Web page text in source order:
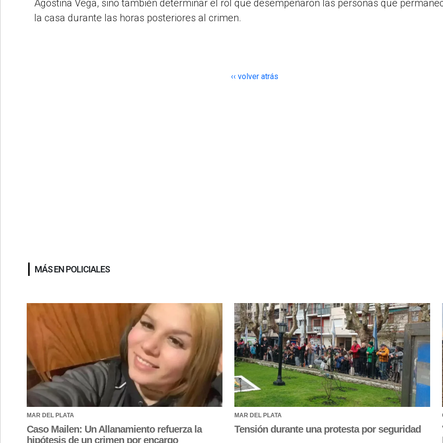
Agostina Vega, sino también determinar el rol que desempeñaron las personas que
la casa durante las horas posteriores al crimen.
‹‹ volver atrás
MÁS EN POLICIALES
MAR DEL PLATA
Caso Mailen: Un Allanamiento refuerza la
hipótesis de un crimen por encargo
MAR DEL PLATA
Tensión durante una protesta por seguridad